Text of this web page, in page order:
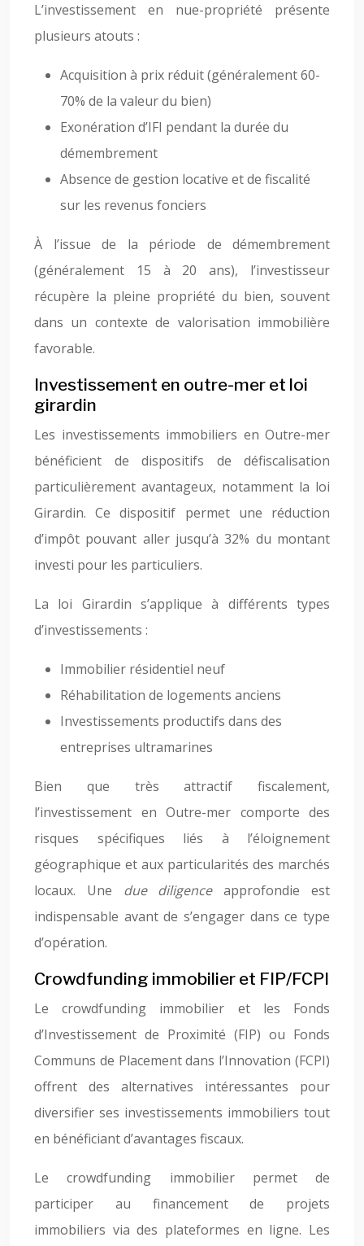
L’investissement en nue-propriété présente
plusieurs atouts :
Acquisition à prix réduit (généralement 60-
70% de la valeur du bien)
Exonération d’IFI pendant la durée du
démembrement
Absence de gestion locative et de fiscalité
sur les revenus fonciers
À l’issue de la période de démembrement
(généralement 15 à 20 ans), l’investisseur
récupère la pleine propriété du bien, souvent
dans un contexte de valorisation immobilière
favorable.
Investissement en outre-mer et loi
girardin
Les investissements immobiliers en Outre-mer
bénéficient de dispositifs de défiscalisation
particulièrement avantageux, notamment la loi
Girardin. Ce dispositif permet une réduction
d’impôt pouvant aller jusqu’à 32% du montant
investi pour les particuliers.
La loi Girardin s’applique à différents types
d’investissements :
Immobilier résidentiel neuf
Réhabilitation de logements anciens
Investissements productifs dans des
entreprises ultramarines
Bien que très attractif fiscalement,
l’investissement en Outre-mer comporte des
risques spécifiques liés à l’éloignement
géographique et aux particularités des marchés
locaux. Une due diligenceapprofondie est
indispensable avant de s’engager dans ce type
d’opération.
Crowdfunding immobilier et FIP/FCPI
Le crowdfunding immobilier et les Fonds
d’Investissement de Proximité (FIP) ou Fonds
Communs de Placement dans l’Innovation (FCPI)
offrent des alternatives intéressantes pour
diversifier ses investissements immobiliers tout
en bénéficiant d’avantages fiscaux.
Le crowdfunding immobilier permet de
participer au financement de projets
immobiliers via des plateformes en ligne. Les